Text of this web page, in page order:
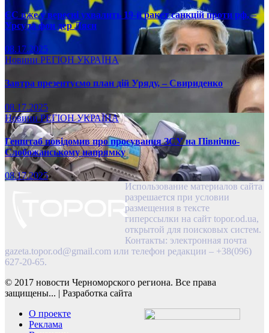
ЄС вже у вересні ухвалить 19-й ракет санкцій проти рф, –
Урсула фон дер Ляєн
08.17.2025
Новини РЕГІОН УКРАЇНА
Завтра презентуємо план дій Уряду, – Свириденко
08.17.2025
НовиниРЕГІОНУКРАЇНА
Генштаб повідомив про просування ЗСУ на Північно-
Слобожанському напрямку
08.17.2025
Использование материалов сайта
разрешается при условии
размещения в тексте
гиперссылки на сайт topor.od.ua,
открытой для поисковых систем.
Контакты: электронная почта
gazeta.topor.od@gmail.com или телефон редакции – +38(096)
627-20-65.
© 2017 новости Черноморского региона. Все права
защищены... | Разработка сайта
О проекте
Реклама